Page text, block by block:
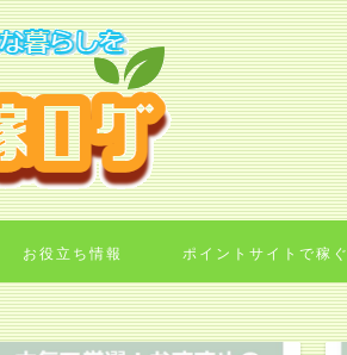
お役立ち情報 ポイントサイトで稼ぐ